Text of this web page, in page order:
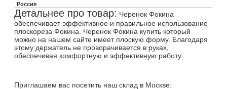
Россия
Детальнее про товар: Черенок Фокина
обеспечивает эффективное и правильное использование
плоскореза Фокина. Черенок Фокина купить который
можно на нашем сайте имеет плоскую форму. Благодаря
этому держатель не проворачивается в руках,
обеспечивая комфортную и эффективную работу.
Приглашаем вас посетить наш склад в Москве: